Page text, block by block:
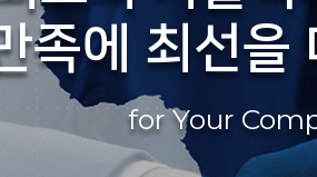
족에 최선을
for Your